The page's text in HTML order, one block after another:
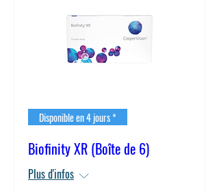
Disponible en 4 jours *
Biofinity XR (Boîte de 6)
Plus d'infos